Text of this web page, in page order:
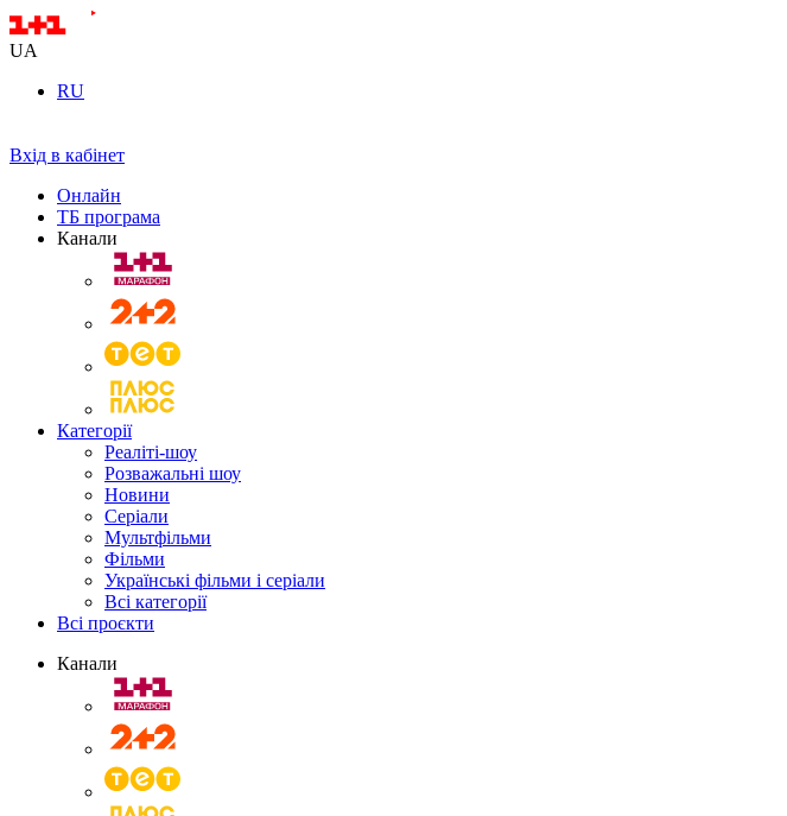
UA
RU
Вхід в кабінет
Онлайн
ТБ програма
Канали
Категорії
Реаліті-шоу
Розважальні шоу
Новини
Серіали
Мультфільми
Фільми
Українські фільми і серіали
Всі категорії
Всі проєкти
Канали